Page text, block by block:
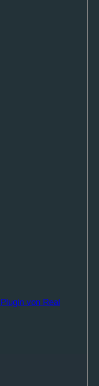
von Real